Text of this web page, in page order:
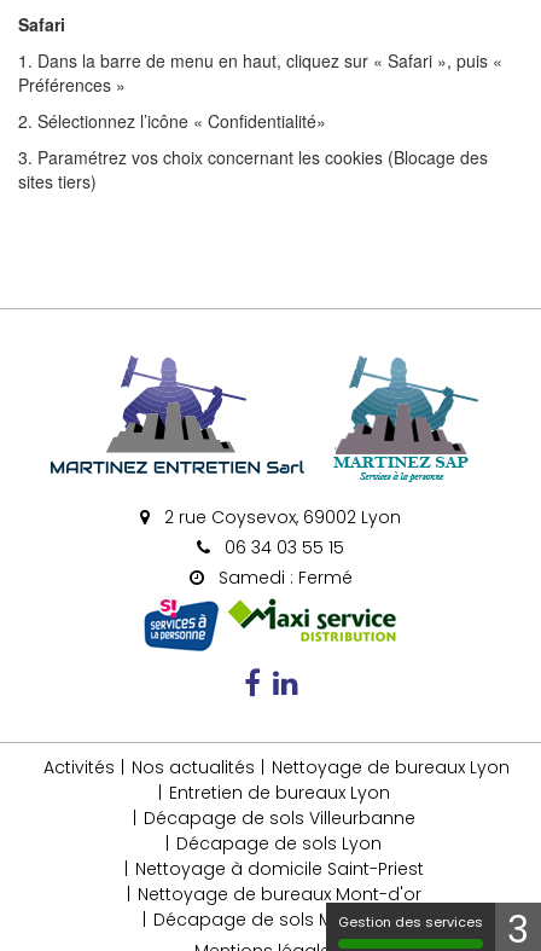
Safari
1. Dans la barre de menu en haut, cliquez sur « Safari », puis «
Préférences »
2. Sélectionnez l’icône « Confidentialité»
3. Paramétrez vos choix concernant les cookies (Blocage des
sites tiers)
2 rue Coysevox, 69002 Lyon
06 34 03 55 15
Samedi : Fermé
Activités Nos actualités
Nettoyage de bureaux Lyon
Entretien de bureaux Lyon
Décapage de sols Villeurbanne
Décapage de sols Lyon
Nettoyage à domicile Saint-Priest
Nettoyage de bureaux Mont-d'or
Décapage de sols Mont-d'orGestion des services 3